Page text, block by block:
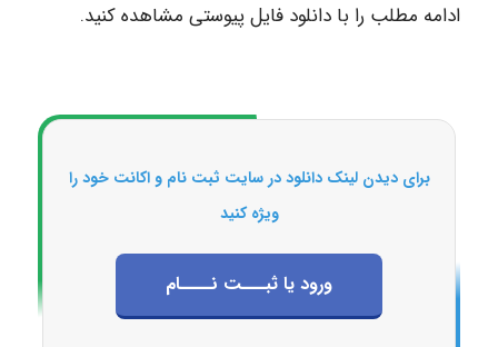
ادامه مطلب را با دانلود فایل پیوستی مشاهده کنید.
برای دیدن لینک دانلود در سایت ثبت نام و اکانت خود را
ویژه کنید
ورود یا ثبـــت نــــام